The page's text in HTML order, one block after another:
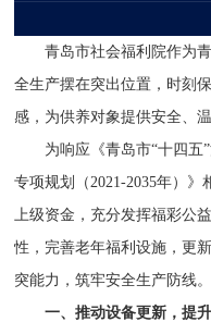
青岛市社会福利院作为
全生产摆在突出位置，时刻
感，为供养对象提供安全、
为响应《青岛市“十四五
专项规划（2021-2035年）
上级资金，充分发挥福彩公
性，完善老年福利设施，更
突能力，筑牢安全生产防线。
一、推动设备更新，提